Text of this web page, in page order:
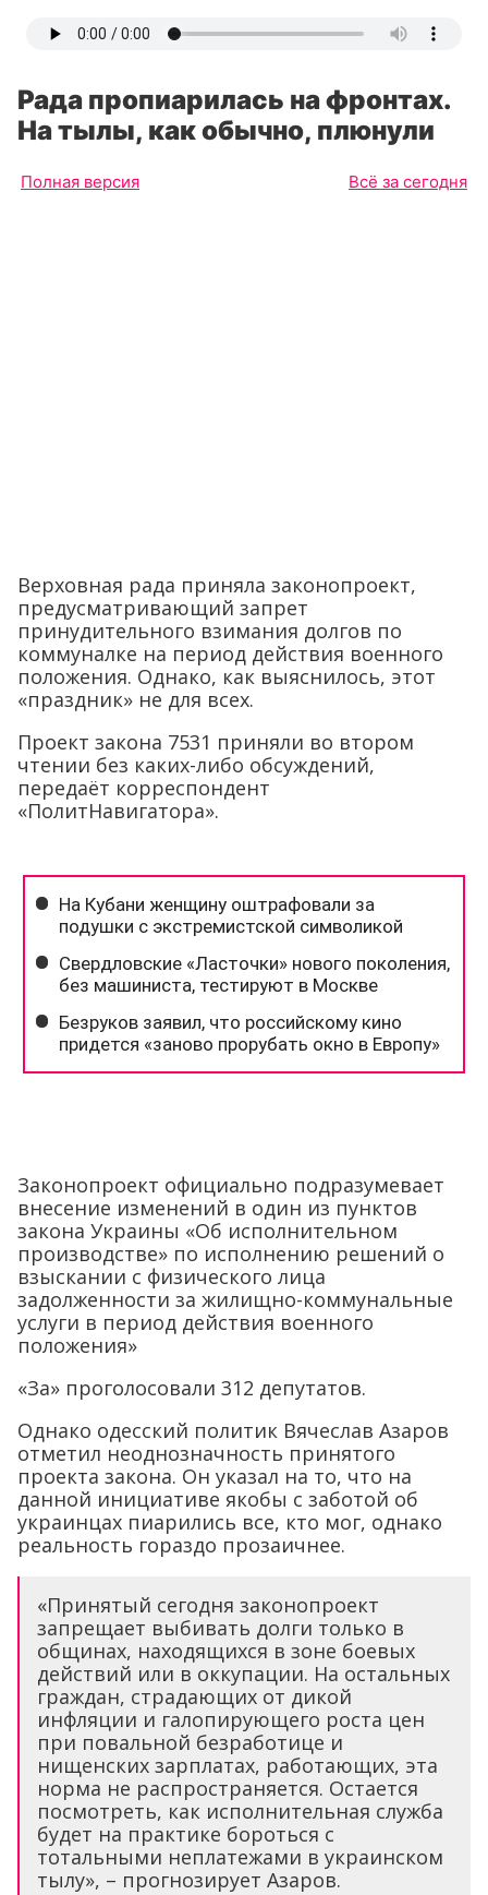
Рада пропиарилась на фронтах.
На тылы, как обычно, плюнули
Полная версия Всё за сегодня
Верховная рада приняла законопроект,
предусматривающий запрет
принудительного взимания долгов по
коммуналке на период действия военного
положения. Однако, как выяснилось, этот
«праздник» не для всех.
Проект закона 7531 приняли во втором
чтении без каких-либо обсуждений,
передаёт корреспондент
«ПолитНавигатора».
Законопроект официально подразумевает
внесение изменений в один из пунктов
закона Украины «Об исполнительном
производстве» по исполнению решений о
взыскании с физического лица
задолженности за жилищно-коммунальные
услуги в период действия военного
положения»
«За» проголосовали 312 депутатов.
Однако одесский политик Вячеслав Азаров
отметил неоднозначность принятого
проекта закона. Он указал на то, что на
данной инициативе якобы с заботой об
украинцах пиарились все, кто мог, однако
реальность гораздо прозаичнее.
«Принятый сегодня законопроект
запрещает выбивать долги только в
общинах, находящихся в зоне боевых
действий или в оккупации. На остальных
граждан, страдающих от дикой
инфляции и галопирующего роста цен
при повальной безработице и
нищенских зарплатах, работающих, эта
норма не распространяется. Остается
посмотреть, как исполнительная служба
будет на практике бороться с
тотальными неплатежами в украинском
тылу», – прогнозирует Азаров.